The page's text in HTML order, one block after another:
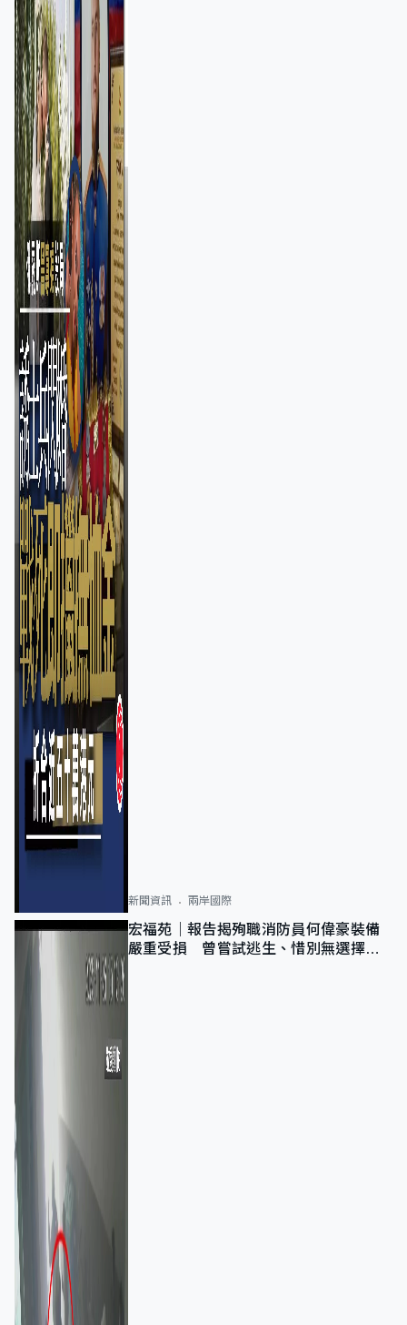
新聞資訊 兩岸國際
宏福苑｜報告揭殉職消防員何偉豪裝備
嚴重受損 曾嘗試逃生、惜別無選擇下